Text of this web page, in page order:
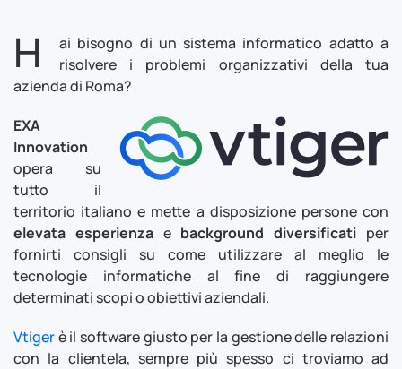
H
ai bisogno di un sistema informatico adatto a
risolvere i problemi organizzativi della tua
azienda di Roma?
EXA
Innovation
opera su
tutto il
territorio italiano e mette a disposizione persone con
elevata esperienzae background diversificati per
fornirti consigli su come utilizzare al meglio le
tecnologie informatiche al fine di raggiungere
determinati scopi o obiettivi aziendali.
Vtigerè il software giusto per la gestione delle relazioni
con la clientela, sempre più spesso ci troviamo ad